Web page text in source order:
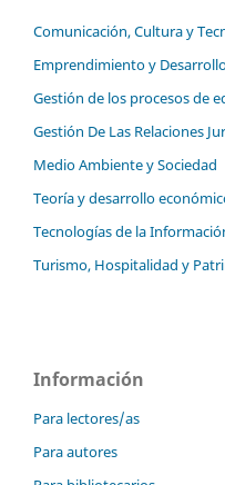
Comunicación, Cultura y
Emprendimiento y
Gestión de los procesos de
Gestión De Las Relaciones
Medio Ambiente y Sociedad
Teoría y desarrollo
Tecnologías de la
Turismo, Hospitalidad y
Información
Para lectores/as
Para autores